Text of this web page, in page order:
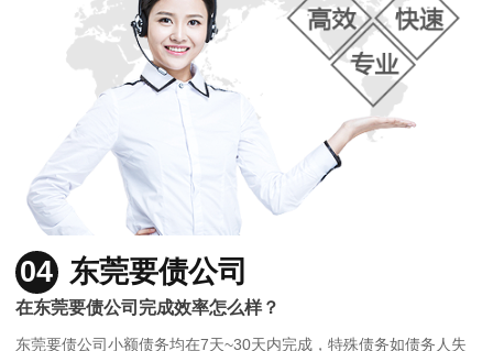
04 东莞要债公司
在东莞要债公司完成效率怎么样？
东莞要债公司小额债务均在7天~30天内完成，特殊债务如债务人失